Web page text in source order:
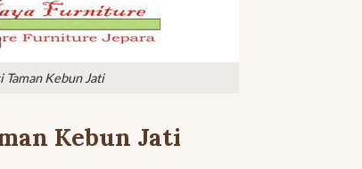
Taman Kebun Jati
Kebun Jati